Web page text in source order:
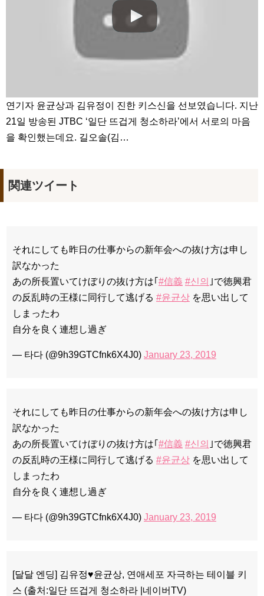
연기자 윤균상과 김유정이 진한 키스신을 선보였습니다. 지난
21일 방송된 JTBC ‘일단 뜨겁게 청소하라’에서 서로의 마음
을 확인했는데요. 길오솔(김…
関連ツイート
それにしても昨日の仕事からの新年会への抜け方は申し
訳なかった
あの所長置いてけぼりの抜け方は｢ #信義 #신의 ｣で徳興君
の反乱時の王様に同行して逃げる #윤균상 を思い出して
しまったわ
自分を良く連想し過ぎ
— 타다 (@9h39GTCfnk6X4J0) January 23, 2019
それにしても昨日の仕事からの新年会への抜け方は申し
訳なかった
あの所長置いてけぼりの抜け方は｢ #信義 #신의 ｣で徳興君
の反乱時の王様に同行して逃げる #윤균상 を思い出して
しまったわ
自分を良く連想し過ぎ
— 타다 (@9h39GTCfnk6X4J0) January 23, 2019
[달달 엔딩] 김유정♥윤균상, 연애세포 자극하는 테이블 키
스 (출처:일단 뜨겁게 청소하라 |네이버TV)